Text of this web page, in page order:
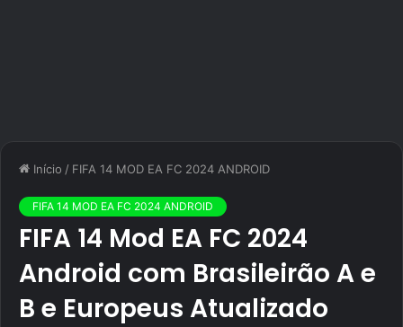
Início / FIFA 14 MOD EA FC 2024 ANDROID
FIFA 14 MOD EA FC 2024 ANDROID
FIFA 14 Mod EA FC 2024
Android com Brasileirão A e
B e Europeus Atualizado